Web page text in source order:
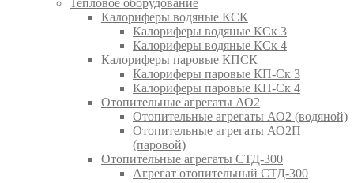
Тепловое оборудование
Калориферы водяные КСК
Калориферы водяные КСк 3
Калориферы водяные КСк 4
Калориферы паровые КПСК
Калориферы паровые КП-Ск 3
Калориферы паровые КП-Ск 4
Отопительные агрегаты АО2
Отопительные агрегаты АО2 (водяной)
Отопительные агрегаты АО2П
(паровой)
Отопительные агрегаты СТД-300
Агрегат отопительный СТД-300